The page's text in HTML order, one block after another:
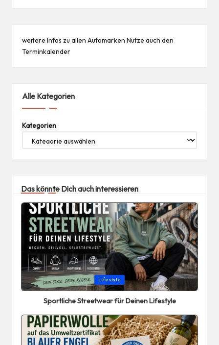
weitere Infos zu allen Automarken Nutze auch den
Terminkalender
Alle Kategorien
Kategorien
Das könnte Dich auch interessieren
Posted
in
Lifestyle
Sportliche Streetwear für Deinen Lifestyle